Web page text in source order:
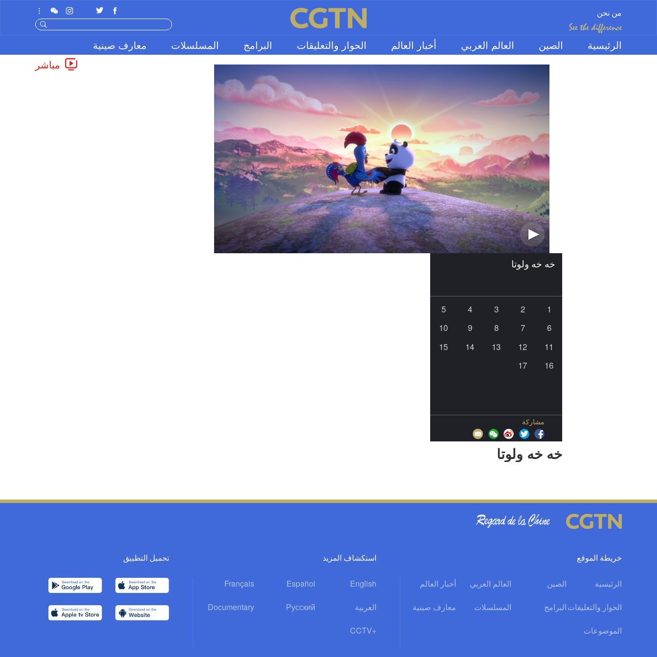
من نحن
الرئيسية الصين العالم العربي أخبار العالم الحوار والتعليقات البرامج المسلسلات
معارف صينية
مباشر
خه خه ولوتا
1
2
3
4
5
6
7
8
9
10
11
12
13
14
15
16
17
مشاركة
خه خه ولوتا
خريطة الموقع
الرئيسية الصين العالم العربي أخبار العالم
الحوار والتعليقاتالبرامج المسلسلات معارف صينية
الموضوعات
استكشاف المزيد
English
Español
Français
العربية Русский
Documentary
CCTV+
تحميل التطبيق